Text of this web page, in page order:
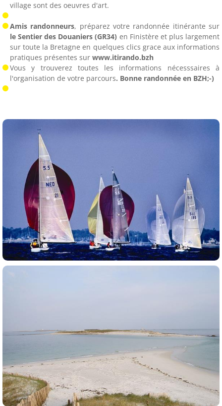
village sont des oeuvres d'art.
Amis randonneurs, préparez votre randonnée itinérante sur
le Sentier des Douaniers (GR34) en Finistère et plus largement
sur toute la Bretagne en quelques clics grace aux informations
pratiques présentes sur www.itirando.bzh
Vous y trouverez toutes les informations nécesssaires à
l'organisation de votre parcours. Bonne randonnée en BZH;-)